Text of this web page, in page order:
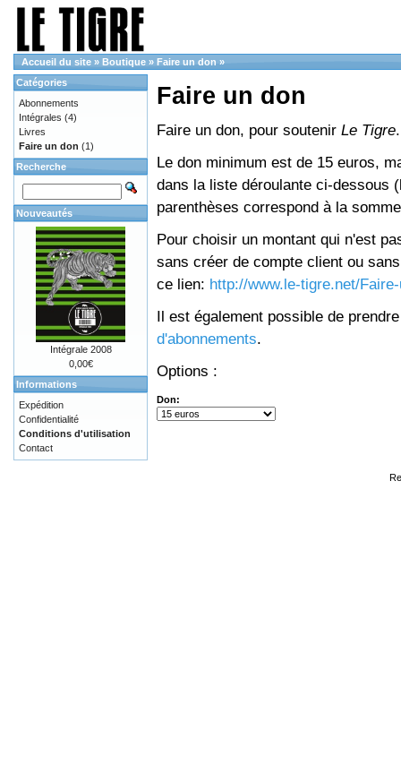
Accueil du site » Boutique » Faire un don »
Faire un don
Faire un don, pour soutenir Le Tigre.
Le don minimum est de 15 euros,
dans la liste déroulante ci-dessous
parenthèses correspond à la
Pour choisir un montant qui n'est
sans créer de compte client ou
ce lien: http://www.le-tigre.net/
Il est également possible de
d'abonnements.
Options :
Don:
Catégories
Abonnements
Intégrales (4)
Livres
Faire un don (1)
Recherche
Nouveautés
Intégrale 2008
0,00€
Informations
Expédition
Confidentialité
Conditions d'utilisation
Contact